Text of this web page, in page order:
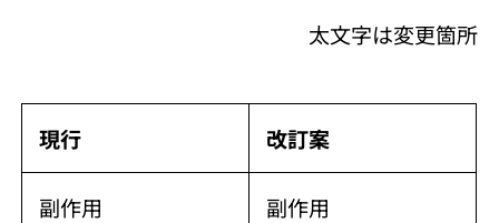
太文字は変更箇所
現行 改訂案
副作用
副作用